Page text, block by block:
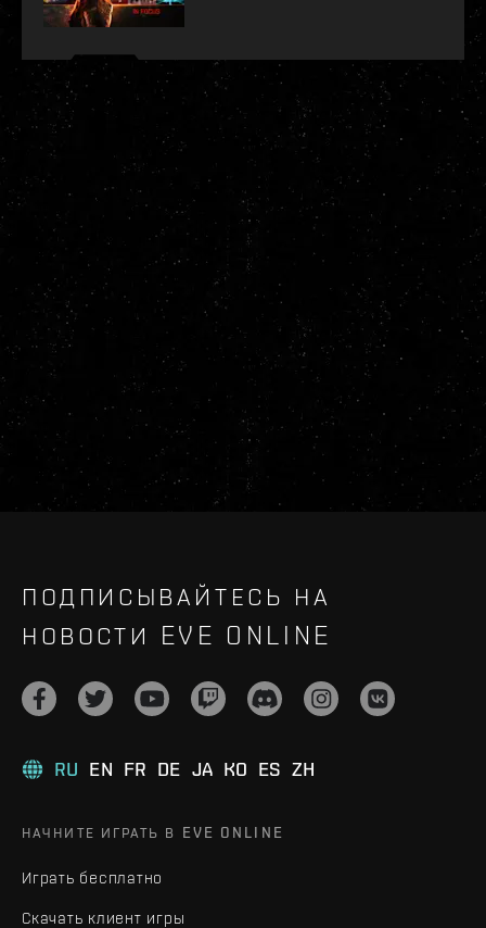
ПОДПИСЫВАЙТЕСЬ НА
НОВОСТИ EVE ONLINE
RU EN FR DE JA KO ES ZH
НАЧНИТЕ ИГРАТЬ В EVE ONLINE
Играть бесплатно
Скачать клиент игры